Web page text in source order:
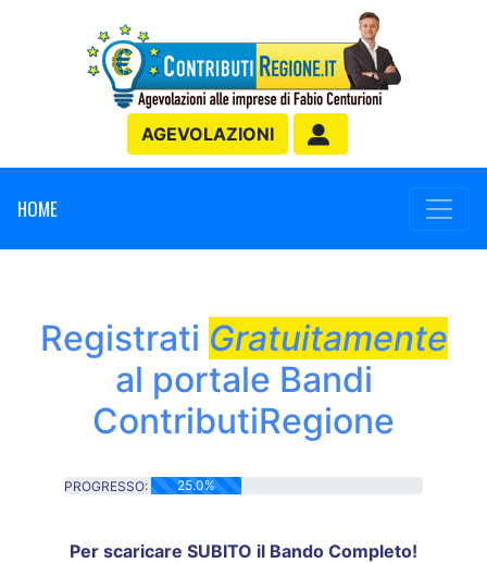
AGEVOLAZIONI
HOME
Registrati Gratuitamente
al portale Bandi
ContributiRegione
PROGRESSO: 25.0%
25.0% Complete
Per scaricare SUBITO il Bando Completo!